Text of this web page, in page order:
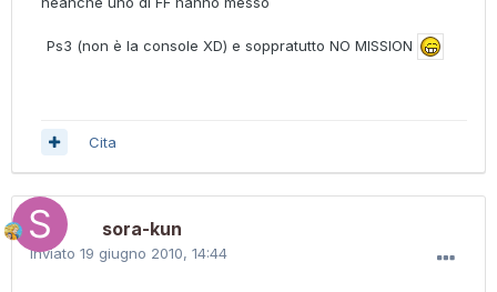
Ps3 (non è la console XD) e soppratutto NO MISSION
Cita
sora-kun
Inviato 19 giugno 2010, 14:44